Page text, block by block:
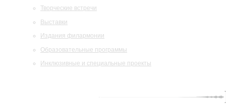
Творческие встречи
Выставки
Издания филармонии
Образовательные программы
Инклюзивные и специальные проекты